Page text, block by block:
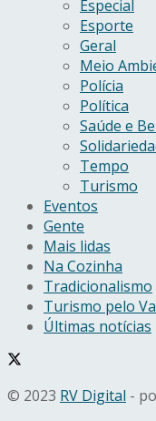
Especial
Esporte
Geral
Meio
Polícia
Política
Saúde e
Tempo
Turismo
Eventos
Gente
Mais lidas
Na Cozinha
Tradicionalismo
Turismo pelo
Últimas notícias
© 2023 RV Digital -